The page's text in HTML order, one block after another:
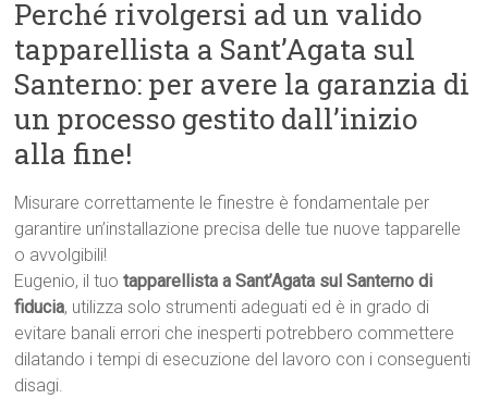
Perché rivolgersi ad un valido
tapparellista a Sant’Agata sul
Santerno: per avere la garanzia di
un processo gestito dall’inizio
alla fine!
Misurare correttamente le finestre è fondamentale per
garantire un’installazione precisa delle tue nuove tapparelle
o avvolgibili!
Eugenio, il tuotapparellista a Sant’Agata sul Santerno di
fiducia, utilizza solo strumenti adeguati ed è in grado di
evitare banali errori che inesperti potrebbero commettere
dilatando i tempi di esecuzione del lavoro con i conseguenti
disagi.